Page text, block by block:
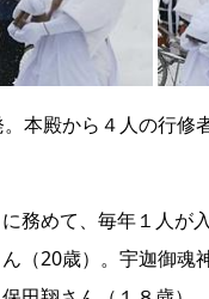
本殿から４人の行
務めて、毎年１人
（20歳）。宇迦御